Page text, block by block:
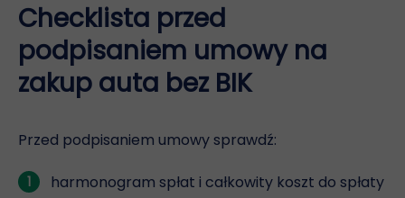
Przed podpisaniem umowy sprawdź:
1 harmonogram spłat i całkowity koszt do spłaty
Checklista przed
podpisaniem umowy na
zakup auta bez BIK